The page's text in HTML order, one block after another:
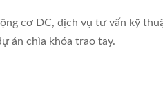
cơ DC, dịch vụ tư vấn kỹ
án chìa khóa trao tay.